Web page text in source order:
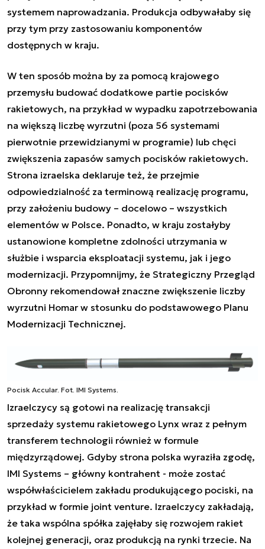
systemem naprowadzania. Produkcja odbywałaby się
przy tym przy zastosowaniu komponentów
dostępnych w kraju.
W ten sposób można by za pomocą krajowego
przemysłu budować dodatkowe partie pocisków
rakietowych, na przykład w wypadku zapotrzebowania
na większą liczbę wyrzutni (poza 56 systemami
pierwotnie przewidzianymi w programie) lub chęci
zwiększenia zapasów samych pocisków rakietowych.
Strona izraelska deklaruje też, że przejmie
odpowiedzialność za terminową realizację programu,
przy założeniu budowy – docelowo – wszystkich
elementów w Polsce. Ponadto, w kraju zostałyby
ustanowione kompletne zdolności utrzymania w
służbie i wsparcia eksploatacji systemu, jak i jego
modernizacji. Przypomnijmy, że Strategiczny Przegląd
Obronny rekomendował znaczne zwiększenie liczby
wyrzutni Homar w stosunku do podstawowego Planu
Modernizacji Technicznej.
Pocisk Accular. Fot. IMI Systems.
Izraelczycy są gotowi na realizację transakcji
sprzedaży systemu rakietowego Lynx wraz z pełnym
transferem technologii również w formule
międzyrządowej. Gdyby strona polska wyraziła zgodę,
IMI Systems – główny kontrahent - może zostać
współwłaścicielem zakładu produkującego pociski, na
przykład w formie joint venture. Izraelczycy zakładają,
że taka wspólna spółka zajęłaby się rozwojem rakiet
kolejnej generacji, oraz produkcją na rynki trzecie. Na